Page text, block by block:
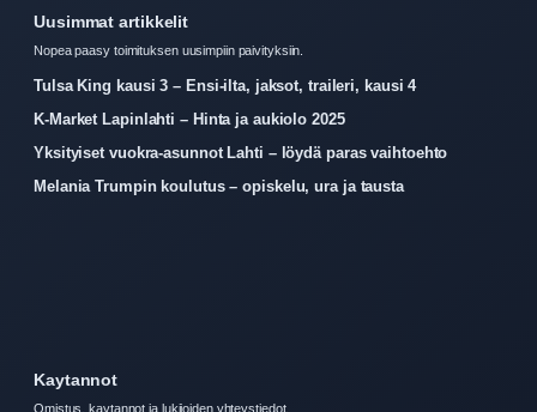
Uusimmat artikkelit
Nopea paasy toimituksen uusimpiin paivityksiin.
Tulsa King kausi 3 – Ensi-ilta, jaksot, traileri, kausi 4
K-Market Lapinlahti – Hinta ja aukiolo 2025
Yksityiset vuokra-asunnot Lahti – löydä paras vaihtoehto
Melania Trumpin koulutus – opiskelu, ura ja tausta
Kaytannot
Omistus, kaytannot ja lukijoiden yhteystiedot.